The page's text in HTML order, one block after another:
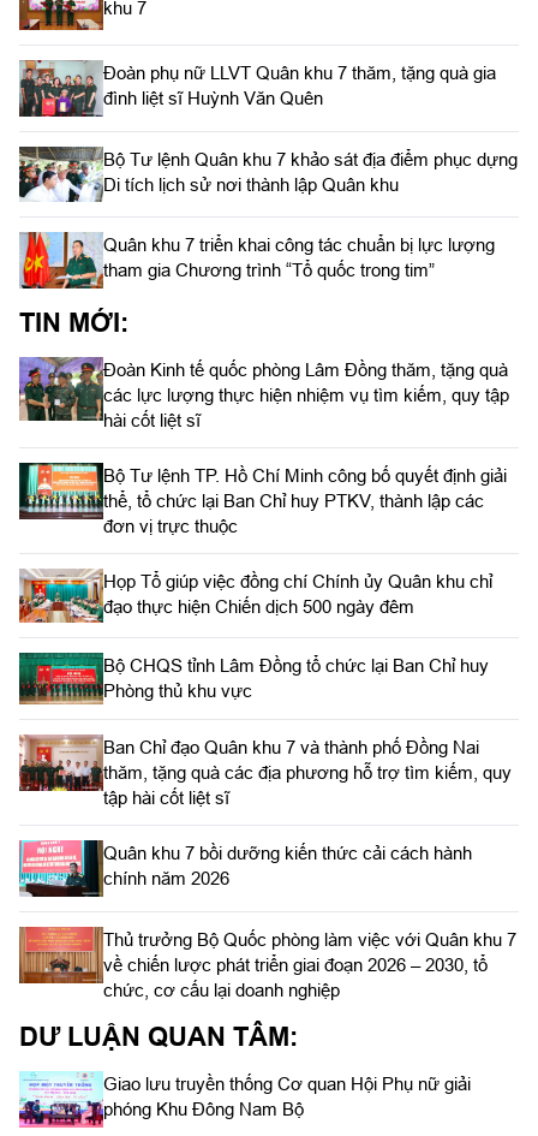
khu 7
Đoàn phụ nữ LLVT Quân khu 7 thăm, tặng quà gia
đình liệt sĩ Huỳnh Văn Quên
Bộ Tư lệnh Quân khu 7 khảo sát địa điểm phục dựng
Di tích lịch sử nơi thành lập Quân khu
Quân khu 7 triển khai công tác chuẩn bị lực lượng
tham gia Chương trình “Tổ quốc trong tim”
TIN MỚI:
Đoàn Kinh tế quốc phòng Lâm Đồng thăm, tặng quà
các lực lượng thực hiện nhiệm vụ tìm kiếm, quy tập
hài cốt liệt sĩ
Bộ Tư lệnh TP. Hồ Chí Minh công bố quyết định giải
thể, tổ chức lại Ban Chỉ huy PTKV, thành lập các
đơn vị trực thuộc
Họp Tổ giúp việc đồng chí Chính ủy Quân khu chỉ
đạo thực hiện Chiến dịch 500 ngày đêm
Bộ CHQS tỉnh Lâm Đồng tổ chức lại Ban Chỉ huy
Phòng thủ khu vực
Ban Chỉ đạo Quân khu 7 và thành phố Đồng Nai
thăm, tặng quà các địa phương hỗ trợ tìm kiếm, quy
tập hài cốt liệt sĩ
Quân khu 7 bồi dưỡng kiến thức cải cách hành
chính năm 2026
Thủ trưởng Bộ Quốc phòng làm việc với Quân khu 7
về chiến lược phát triển giai đoạn 2026 – 2030, tổ
chức, cơ cấu lại doanh nghiệp
DƯ LUẬN QUAN TÂM:
Giao lưu truyền thống Cơ quan Hội Phụ nữ giải
phóng Khu Đông Nam Bộ